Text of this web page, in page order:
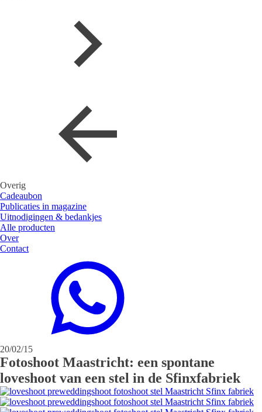
Overig
Cadeaubon
Publicaties in magazine
Uitnodigingen & bedankjes
Alle producten
Over
Contact
20/02/15
Fotoshoot Maastricht: een spontane
loveshoot van een stel in de Sfinxfabriek